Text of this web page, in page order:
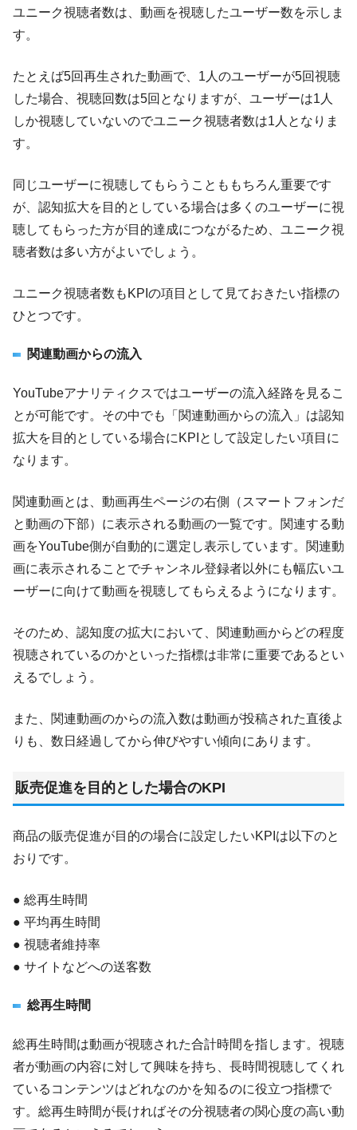
ユニーク視聴者数は、動画を視聴したユーザー数を示しま
す。
たとえば5回再生された動画で、1人のユーザーが5回視聴
した場合、視聴回数は5回となりますが、ユーザーは1人
しか視聴していないのでユニーク視聴者数は1人となりま
す。
同じユーザーに視聴してもらうことももちろん重要です
が、認知拡大を目的としている場合は多くのユーザーに視
聴してもらった方が目的達成につながるため、ユニーク視
聴者数は多い方がよいでしょう。
ユニーク視聴者数もKPIの項目として見ておきたい指標の
ひとつです。
関連動画からの流入
YouTubeアナリティクスではユーザーの流入経路を見るこ
とが可能です。その中でも「関連動画からの流入」は認知
拡大を目的としている場合にKPIとして設定したい項目に
なります。
関連動画とは、動画再生ページの右側（スマートフォンだ
と動画の下部）に表示される動画の一覧です。関連する動
画をYouTube側が自動的に選定し表示しています。関連動
画に表示されることでチャンネル登録者以外にも幅広いユ
ーザーに向けて動画を視聴してもらえるようになります。
そのため、認知度の拡大において、関連動画からどの程度
視聴されているのかといった指標は非常に重要であるとい
えるでしょう。
また、関連動画のからの流入数は動画が投稿された直後よ
りも、数日経過してから伸びやすい傾向にあります。
販売促進を目的とした場合のKPI
商品の販売促進が目的の場合に設定したいKPIは以下のと
おりです。
● 総再生時間
● 平均再生時間
● 視聴者維持率
● サイトなどへの送客数
総再生時間
総再生時間は動画が視聴された合計時間を指します。視聴
者が動画の内容に対して興味を持ち、長時間視聴してくれ
ているコンテンツはどれなのかを知るのに役立つ指標で
す。総再生時間が長ければその分視聴者の関心度の高い動